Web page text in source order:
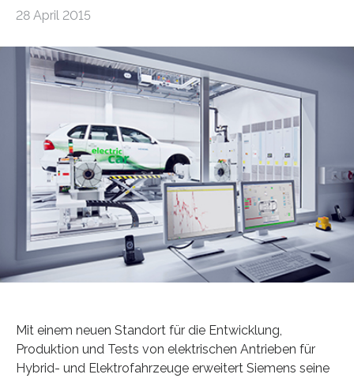
28 April 2015
Mit einem neuen Standort für die Entwicklung,
Produktion und Tests von elektrischen Antrieben für
Hybrid- und Elektrofahrzeuge erweitert Siemens seine